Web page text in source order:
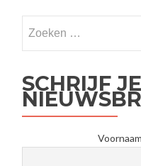
SCHRIJF